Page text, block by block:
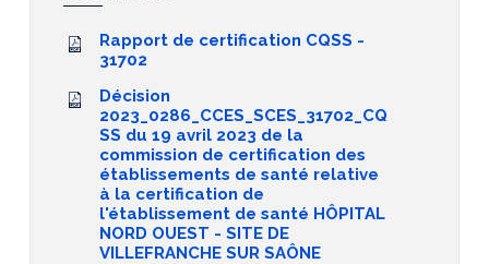
Rapport de certification CQSS -
31702
Décision
2023_0286_CCES_SCES_31702_CQ
SS du 19 avril 2023 de la
commission de certification des
établissements de santé relative
à la certification de
l'établissement de santé HÔPITAL
NORD OUEST - SITE DE
VILLEFRANCHE SUR SAÔNE